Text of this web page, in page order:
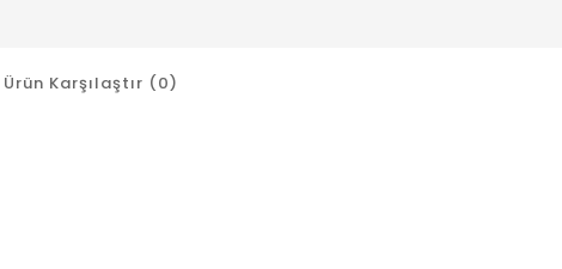
Ürün Karşılaştır (0)